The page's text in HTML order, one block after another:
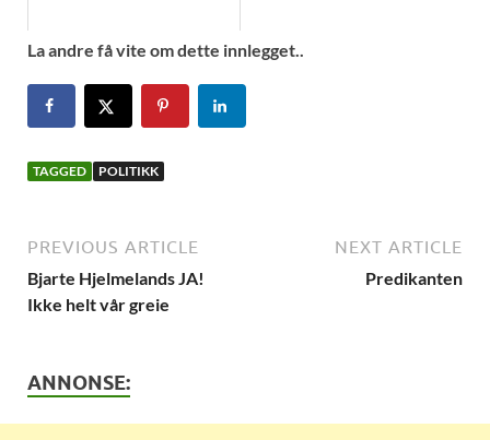
La andre få vite om dette innlegget..
TAGGED POLITIKK
PREVIOUS ARTICLE
Bjarte Hjelmelands JA!
Ikke helt vår greie
NEXT ARTICLE
Predikanten
ANNONSE: